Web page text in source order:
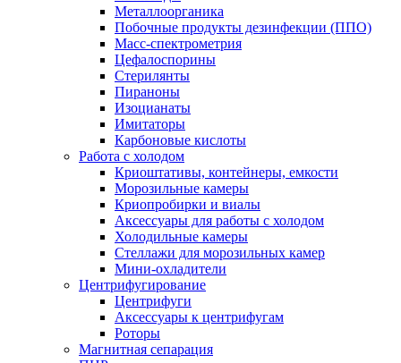
Металлоорганика
Побочные продукты дезинфекции (ППО)
Масс-спектрометрия
Цефалоспорины
Стерилянты
Пираноны
Изоцианаты
Имитаторы
Карбоновые кислоты
Работа с холодом
Криоштативы, контейнеры, емкости
Морозильные камеры
Криопробирки и виалы
Аксессуары для работы с холодом
Холодильные камеры
Стеллажи для морозильных камер
Мини-охладители
Центрифугирование
Центрифуги
Аксессуары к центрифугам
Роторы
Магнитная сепарация